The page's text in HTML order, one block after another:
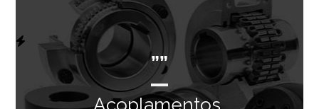
””
Acoplamentos